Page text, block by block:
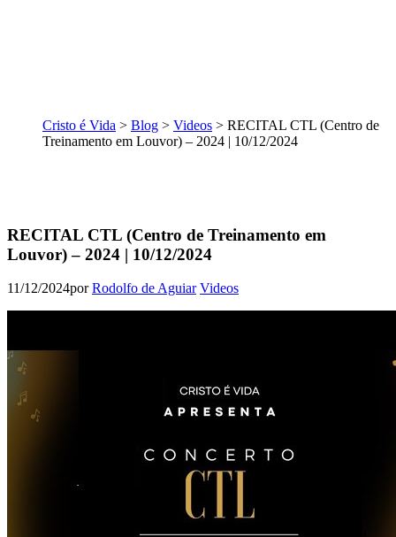
Cristo é Vida > Blog > Videos > RECITAL CTL (Centro de
Treinamento em Louvor) – 2024 | 10/12/2024
RECITAL CTL (Centro de Treinamento em
Louvor) – 2024 | 10/12/2024
11/12/2024porRodolfo de Aguiar Videos